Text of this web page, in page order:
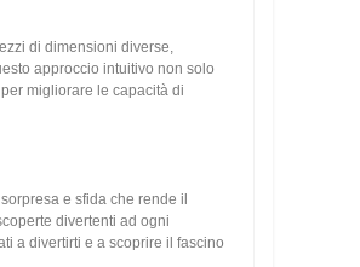
di dimensioni diverse,
approccio intuitivo non solo
migliorare le capacità di
e sfida che rende il
divertenti ad ogni
a divertirti e a scoprire il fascino